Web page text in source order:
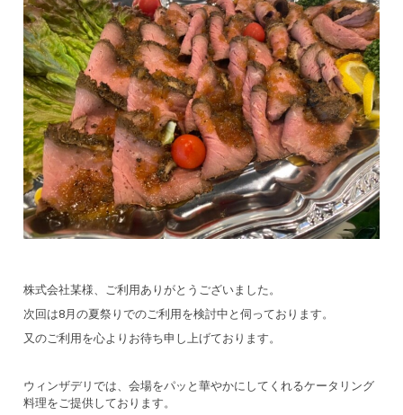
株式会社某様、ご利用ありがとうございました。
次回は8月の夏祭りでのご利用を検討中と伺っております。
又のご利用を心よりお待ち申し上げております。
ウィンザデリでは、会場をパッと華やかにしてくれるケータリング
料理をご提供しております。